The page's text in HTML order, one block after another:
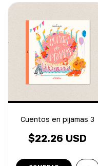
Cuentos en pijamas 3
$22.26 USD